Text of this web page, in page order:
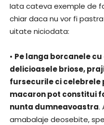
Iata cateva exemple de
chiar daca nu vor fi
uitate niciodata:
• Pe langa borcanele
delicioasele briose,
fursecurile ci
macaron pot constitui
nunta dumneavoastra.
amabalaje deosebite,